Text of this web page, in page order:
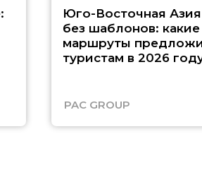
Юго-Восточная Азия
без шаблонов: какие
маршруты
туристам в 2026
PAC GROUP